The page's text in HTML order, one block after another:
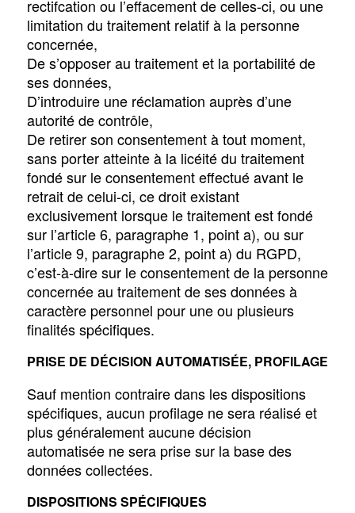
rectifcation ou l’effacement de celles-ci, ou une
limitation du traitement relatif à la personne
concernée,
De s’opposer au traitement et la portabilité de
ses données,
D’introduire une réclamation auprès d’une
autorité de contrôle,
De retirer son consentement à tout moment,
sans porter atteinte à la licéité du traitement
fondé sur le consentement effectué avant le
retrait de celui-ci, ce droit existant
exclusivement lorsque le traitement est fondé
sur l’article 6, paragraphe 1, point a), ou sur
l’article 9, paragraphe 2, point a) du RGPD,
c’est-à-dire sur le consentement de la personne
concernée au traitement de ses données à
caractère personnel pour une ou plusieurs
finalités spécifiques.
PRISE DE DÉCISION AUTOMATISÉE, PROFILAGE
Sauf mention contraire dans les dispositions
spécifiques, aucun profilage ne sera réalisé et
plus généralement aucune décision
automatisée ne sera prise sur la base des
données collectées.
DISPOSITIONS SPÉCIFIQUES